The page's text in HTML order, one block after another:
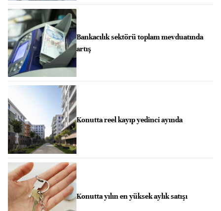
Bankacılık sektörü toplam mevduatında
artış
Konutta reel kayıp yedinci ayında
Konutta yılın en yüksek aylık satışı